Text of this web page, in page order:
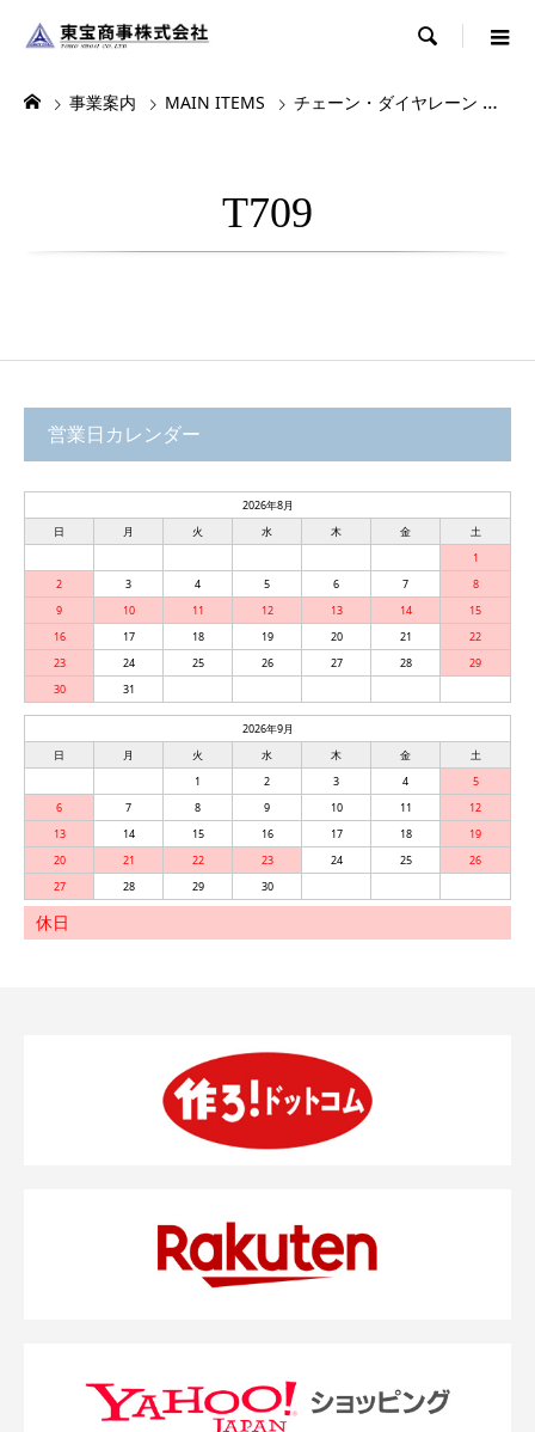

事業案内 MAIN ITEMS チェーン・ダイヤレーン
T709
営業日カレンダー
2026年8月
日
月 火 水 木 金
土
1
2
3 4 5 6 7
8
9
10 11 12 13 14
15
16
17 18 19 20 21
22
23
24 25 26 27 28
29
30
31
2026年9月
日
月 火 水 木 金
土
1
2 3 4
5
6
7 8 9 10 11
12
13
14 15 16 17 18
19
20
21 22 23 24 25
26
27
28 29 30
休日